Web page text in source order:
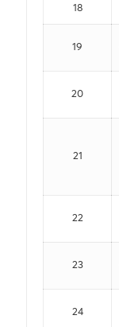
18
19
20
21
22
23
24